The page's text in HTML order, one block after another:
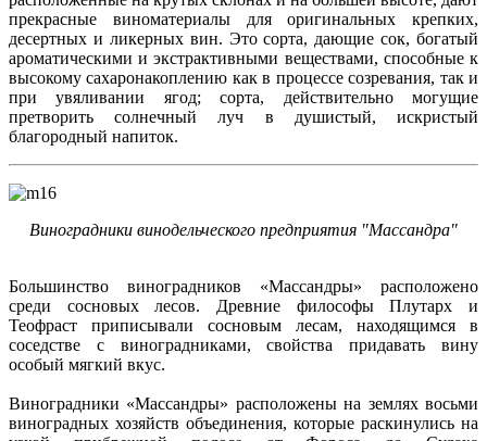
прекрасные виноматериалы для оригинальных крепких,
десертных и ликерных вин. Это сорта, дающие сок, богатый
ароматическими и экстрактивными веществами, способные к
высокому сахаронакоплению как в процессе созревания, так и
при увяливании ягод; сорта, действительно могущие
претворить солнечный луч в душистый, искристый
благородный напиток.
Виноградники винодельческого предприятия "Массандра"
Большинство виноградников «Массандры» расположено
среди сосновых лесов. Древние философы Плутарх и
Теофраст приписывали сосновым лесам, находящимся в
соседстве с виноградниками, свойства придавать вину
особый мягкий вкус.
Виноградники «Массандры» расположены на землях восьми
виноградных хозяйств объединения, которые раскинулись на